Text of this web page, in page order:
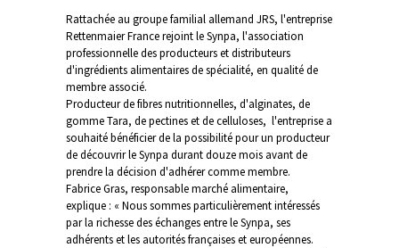
Rattachée au groupe familial allemand JRS, l'entreprise
Rettenmaier France rejoint le Synpa, l'association
professionnelle des producteurs et distributeurs
d'ingrédients alimentaires de spécialité, en qualité de
membre associé.
Producteur de fibres nutritionnelles, d'alginates, de
gomme Tara, de pectines et de celluloses, l'entreprise a
souhaité bénéficier de la possibilité pour un producteur
de découvrir le Synpa durant douze mois avant de
prendre la décision d'adhérer comme membre.
Fabrice Gras, responsable marché alimentaire,
explique : « Nous sommes particulièrement intéressés
par la richesse des échanges entre le Synpa, ses
adhérents et les autorités françaises et européennes.